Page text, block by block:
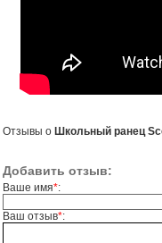
Отзывы о Школьный ранец
Добавить отзыв:
Ваше имя*:
Ваш отзыв*: